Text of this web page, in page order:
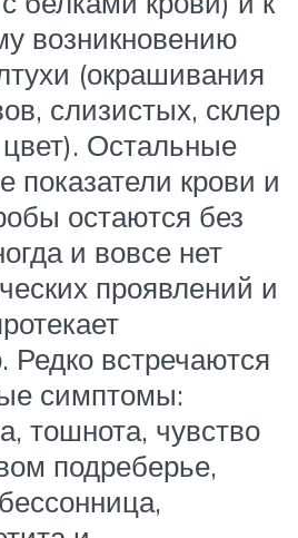
возникновению
(окрашивания
слизистых, склер
Остальные
показатели крови и
остаются без
и вовсе нет
проявлений и
Редко встречаются
симптомы:
тошнота, чувство
подреберье,